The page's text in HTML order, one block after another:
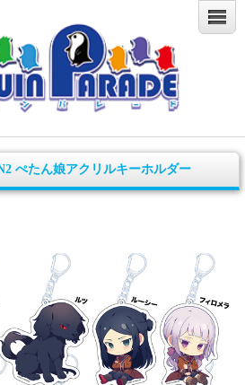
ぺたん娘アクリルキーホルダー